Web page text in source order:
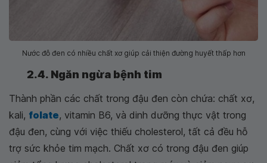
Nước đỗ đen có nhiều chất xơ giúp cải thiện đường huyết thấp hơn
2.4. Ngăn ngừa bệnh tim
Thành phần các chất trong đậu đen còn chứa: chất xơ,
kali, folate, vitamin B6, và dinh dưỡng thực vật trong
đậu đen, cùng với việc thiếu cholesterol, tất cả đều hỗ
trợ sức khỏe tim mạch. Chất xơ có trong đậu đen giúp